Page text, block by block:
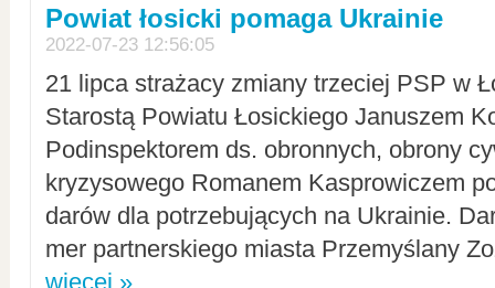
Powiat łosicki pomaga Ukrainie
2022-07-23 12:56:05
21 lipca strażacy zmiany trzeciej PSP w
Starostą Powiatu Łosickiego Januszem
Podinspektorem ds. obronnych, obrony
kryzysowego Romanem Kasprowiczem
darów dla potrzebujących na Ukrainie.
mer partnerskiego miasta Przemyślany
więcej »